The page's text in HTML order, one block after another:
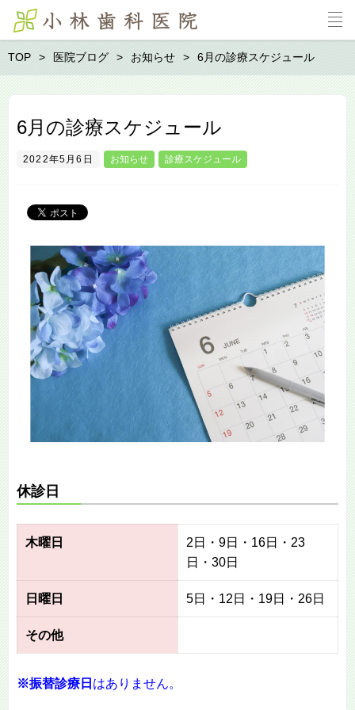
TOP 医院ブログ お知らせ 6月の診療スケジュール
6月の診療スケジュール
2022年5月6日 お知らせ 診療スケジュール
休診日
木曜日
2日・9日・16日・23
日・30日
日曜日 5日・12日・19日・26日
その他
※振替診療日 はありません。